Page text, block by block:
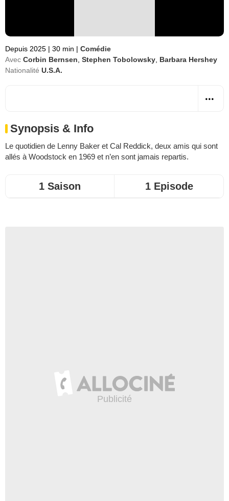
Depuis 2025 | 30 min | Comédie
Avec Corbin Bernsen Stephen Tobolowsky Barbara Hershey
Nationalité U.S.A.
Synopsis & Info
Le quotidien de Lenny Baker et Cal Reddick, deux amis qui sont
allés à Woodstock en 1969 et n’en sont jamais repartis.
1 Saison 1 Episode